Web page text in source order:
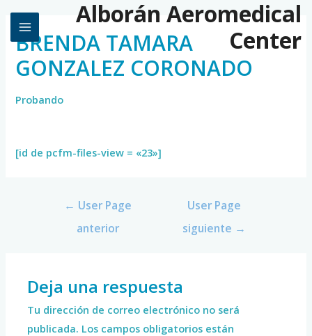
Alborán Aeromedical
Center
BRENDA TAMARA
GONZALEZ CORONADO
Probando
[id de pcfm-files-view = «23»]
← User Page
anterior
User Page
siguiente →
Deja una respuesta
Tu dirección de correo electrónico no será
publicada. Los campos obligatorios están